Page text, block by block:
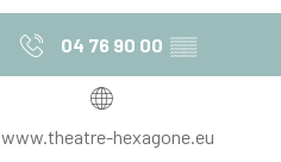
04 76 90 00 ▒▒
www.theatre-hexagone.eu